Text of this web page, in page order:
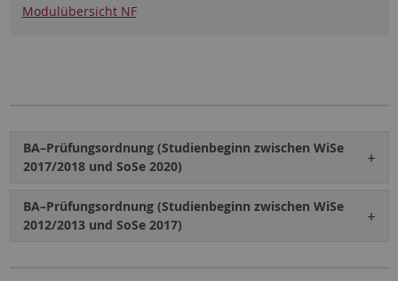
Modulübersicht NF
BA–Prüfungsordnung (Studienbeginn zwischen WiSe
2017/2018 und SoSe 2020)
BA–Prüfungsordnung (Studienbeginn zwischen WiSe
2012/2013 und SoSe 2017)